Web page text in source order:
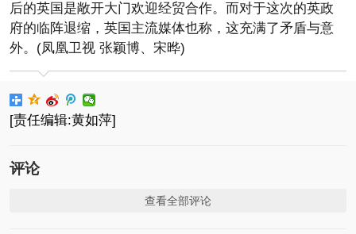
后的英国是敞开大门欢迎经贸合作。而对于这次的英政
府的临阵退缩，英国主流媒体也称，这充满了矛盾与意
外。(凤凰卫视 张颖博、宋晔)
[责任编辑:黄如萍]
评论
查看全部评论